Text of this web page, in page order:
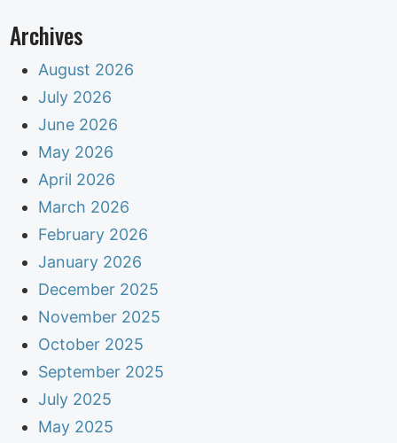
Archives
August 2026
July 2026
June 2026
May 2026
April 2026
March 2026
February 2026
January 2026
December 2025
November 2025
October 2025
September 2025
July 2025
May 2025